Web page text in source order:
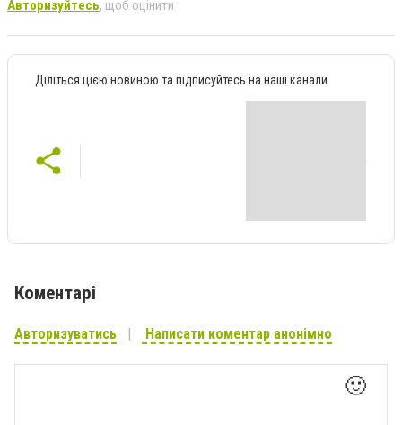
Авторизуйтесь, щоб оцінити
Діліться цією новиною та підписуйтесь на наші канали
Коментарі
Авторизуватись Написати коментар анонімно
🙂